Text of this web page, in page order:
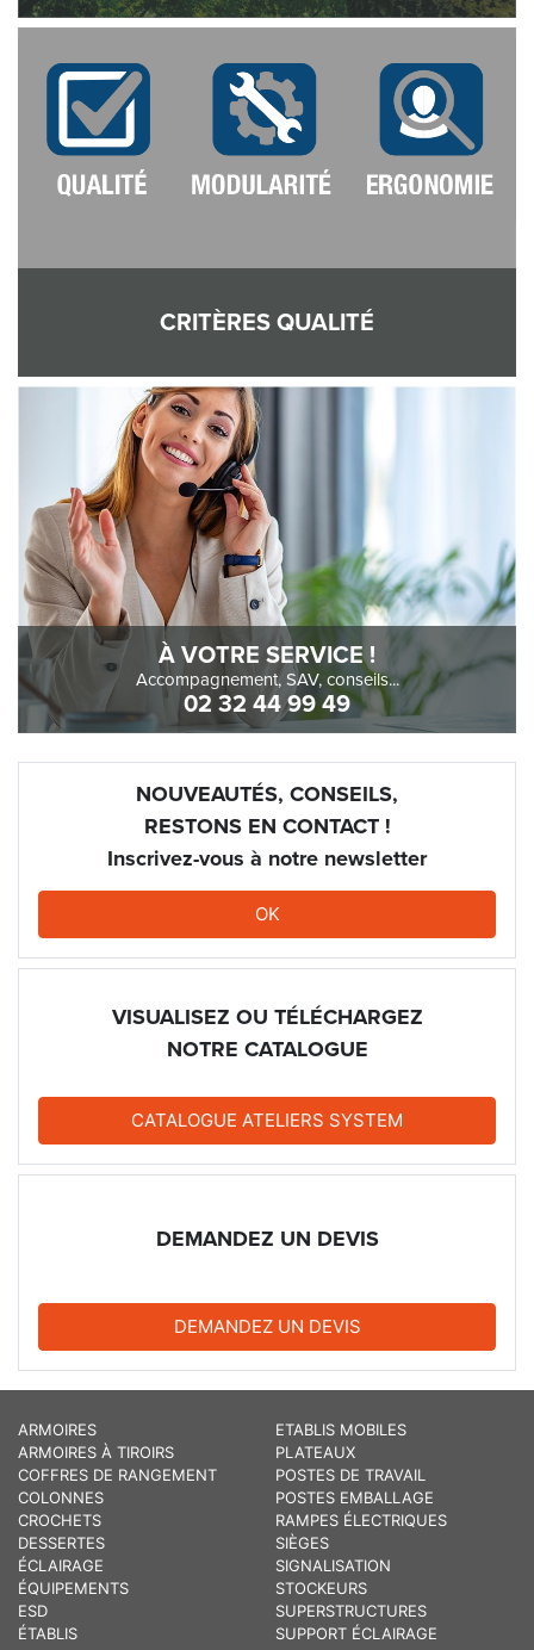
CRITÈRES QUALITÉ
À VOTRE SERVICE !
Accompagnement, SAV, conseils...
02 32 44 99 49
NOUVEAUTÉS, CONSEILS,
RESTONS EN CONTACT !
Inscrivez-vous à notre newsletter
OK
VISUALISEZ OU TÉLÉCHARGEZ
NOTRE CATALOGUE
CATALOGUE ATELIERS SYSTEM
DEMANDEZ UN DEVIS
DEMANDEZ UN DEVIS
ARMOIRES
ARMOIRES À TIROIRS
COFFRES DE RANGEMENT
COLONNES
CROCHETS
DESSERTES
ÉCLAIRAGE
ÉQUIPEMENTS
ESD
ÉTABLIS
ETABLIS MOBILES
PLATEAUX
POSTES DE TRAVAIL
POSTES EMBALLAGE
RAMPES ÉLECTRIQUES
SIÈGES
SIGNALISATION
STOCKEURS
SUPERSTRUCTURES
SUPPORT ÉCLAIRAGE